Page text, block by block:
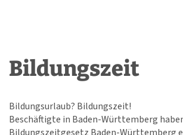
Bildungszeit
Bildungsurlaub? Bildungszeit!
Beschäftigte in Baden-Württemberg